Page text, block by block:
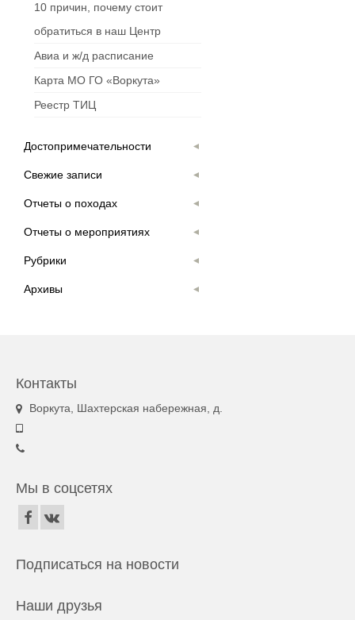
10 причин, почему стоит
обратиться в наш Центр
Авиа и ж/д расписание
Карта МО ГО «Воркута»
Реестр ТИЦ
Достопримечательности
Свежие записи
Отчеты о походах
Отчеты о мероприятиях
Рубрики
Архивы
Контакты
Воркута, Шахтерская набережная, д.
Мы в соцсетях
Подписаться на новости
Наши друзья